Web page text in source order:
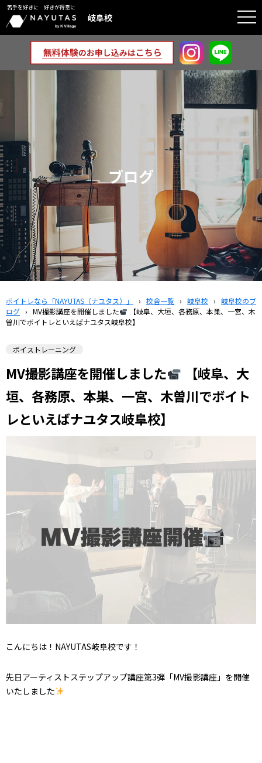
苦手を好きに 好きが得意に
岐阜校
ブログ
ボイトレなら「NAYUTAS（ナユタス）」 › 校舎一覧 › 岐阜校 › 岐阜校のブ
ログ › MV撮影講座を開催しました
【岐阜、大垣、各務原、本巣、一宮、木
曽川でボイトレといえばナユタス岐阜校】
ボイストレーニング
MV撮影講座を開催しました
【岐阜、大
垣、各務原、本巣、一宮、木曽川でボイト
レといえばナユタス岐阜校】
こんにちは！NAYUTAS岐阜校です！
先日アーティストステップアップ講座第3弾「MV撮影講座」を開催
いたしました